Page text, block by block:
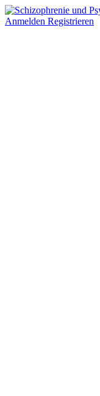
Anmelden Registrieren